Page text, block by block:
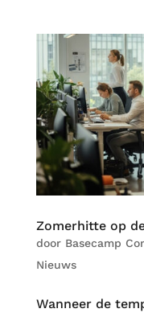
Zomerhitte op
door Basecamp
Nieuws
Wanneer de